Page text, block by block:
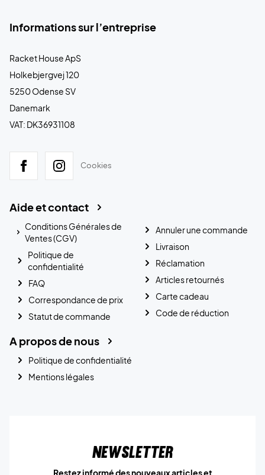
Informations sur l’entreprise
Racket House ApS
Holkebjergvej 120
5250 Odense SV
Danemark
VAT: DK36931108
Cookies
Aide et contact
Conditions Générales de
Ventes (CGV)
Politique de
confidentialité
FAQ
Correspondance de prix
Statut de commande
Annuler une commande
Livraison
Réclamation
Articles retournés
Carte cadeau
Code de réduction
A propos de nous
Politique de confidentialité
Mentions légales
Newsletter
Restez informé des nouveaux articles et